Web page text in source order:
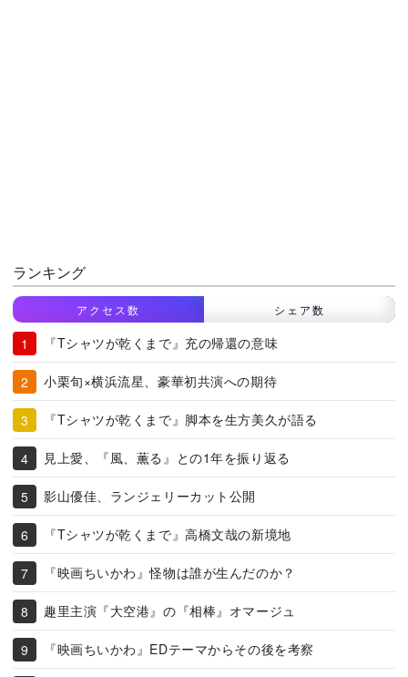
ランキング
アクセス数 シェア数
『Tシャツが乾くまで』充の帰還の意味
小栗旬×横浜流星、豪華初共演への期待
『Tシャツが乾くまで』脚本を生方美久が語る
見上愛、『風、薫る』との1年を振り返る
影山優佳、ランジェリーカット公開
『Tシャツが乾くまで』高橋文哉の新境地
『映画ちいかわ』怪物は誰が生んだのか？
趣里主演『大空港』の『相棒』オマージュ
『映画ちいかわ』EDテーマからその後を考察